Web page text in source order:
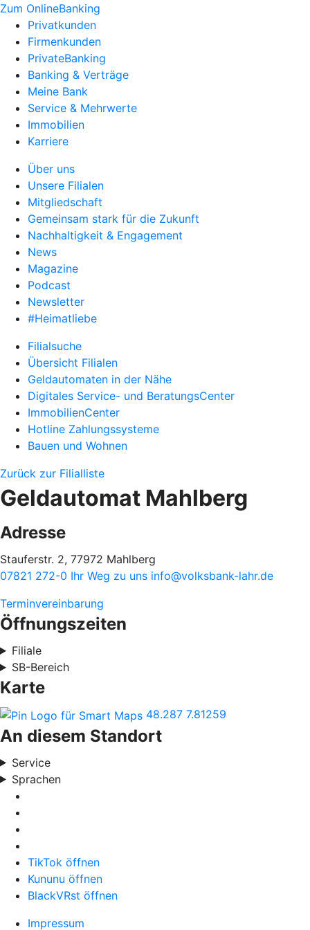
Zum OnlineBanking
Privatkunden
Firmenkunden
PrivateBanking
Banking & Verträge
Meine Bank
Service & Mehrwerte
Immobilien
Karriere
Über uns
Unsere Filialen
Mitgliedschaft
Gemeinsam stark für die Zukunft
Nachhaltigkeit & Engagement
News
Magazine
Podcast
Newsletter
#Heimatliebe
Filialsuche
Übersicht Filialen
Geldautomaten in der Nähe
Digitales Service- und BeratungsCenter
ImmobilienCenter
Hotline Zahlungssysteme
Bauen und Wohnen
Zurück zur Filialliste
Geldautomat Mahlberg
Adresse
Stauferstr. 2, 77972 Mahlberg
07821 272-0 Ihr Weg zu uns info@volksbank-lahr.de
Terminvereinbarung
Öffnungszeiten
Filiale
SB-Bereich
Karte
48.287 7.81259
An diesem Standort
Service
Sprachen
TikTok öffnen
Kununu öffnen
BlackVRst öffnen
Impressum